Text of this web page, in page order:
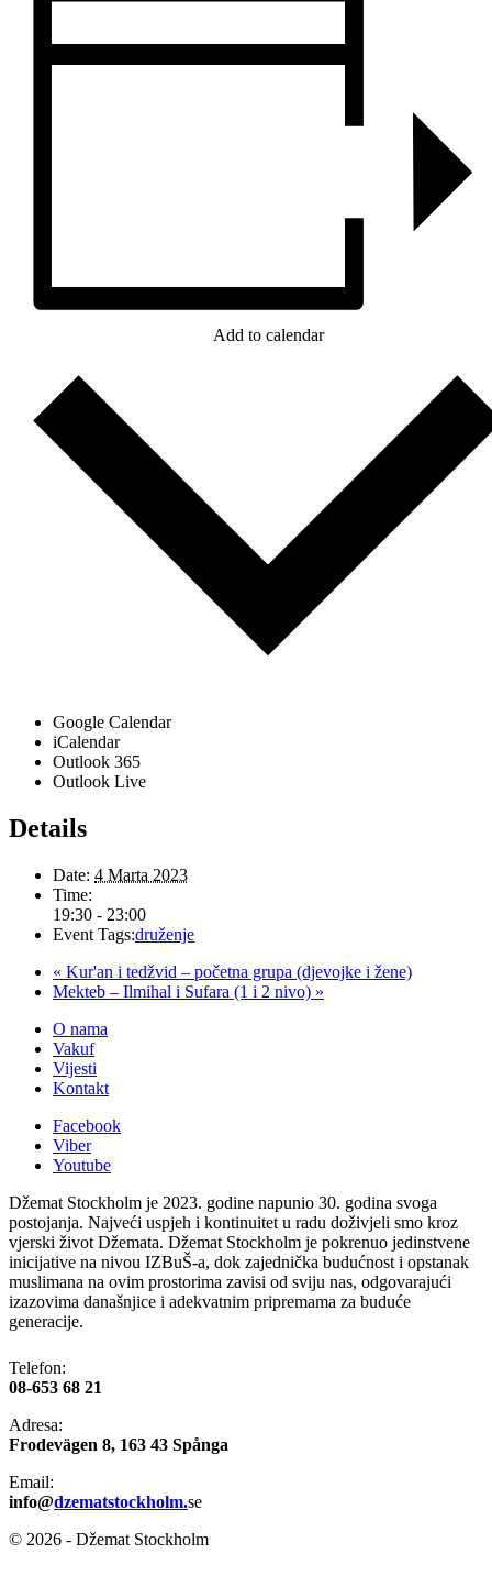
Add to calendar
Google Calendar
iCalendar
Outlook 365
Outlook Live
Details
Date: 4 Marta 2023
Time:
19:30 - 23:00
Event Tags:druženje
« Kur'an i tedžvid – početna grupa (djevojke i žene)
Mekteb – Ilmihal i Sufara (1 i 2 nivo) »
O nama
Vakuf
Vijesti
Kontakt
Facebook
Viber
Youtube
Džemat Stockholm je 2023. godine napunio 30. godina svoga
postojanja. Najveći uspjeh i kontinuitet u radu doživjeli smo kroz
vjerski život Džemata. Džemat Stockholm je pokrenuo jedinstvene
inicijative na nivou IZBuŠ-a, dok zajednička budućnost i opstanak
muslimana na ovim prostorima zavisi od sviju nas, odgovarajući
izazovima današnjice i adekvatnim pripremama za buduće
generacije.
Telefon:
08-653 68 21
Adresa:
​Frodevägen 8, 163 43 Spånga
Email​:
info@dzematstockholm.se
© 2026 - Džemat Stockholm